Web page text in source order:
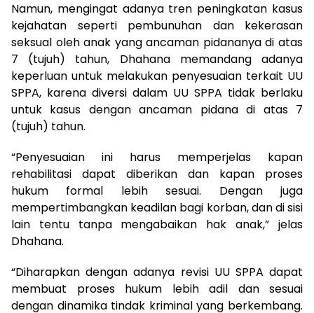
Namun, mengingat adanya tren peningkatan kasus
kejahatan seperti pembunuhan dan kekerasan
seksual oleh anak yang ancaman pidananya di atas
7 (tujuh) tahun, Dhahana memandang adanya
keperluan untuk melakukan penyesuaian terkait UU
SPPA, karena diversi dalam UU SPPA tidak berlaku
untuk kasus dengan ancaman pidana di atas 7
(tujuh) tahun.
“Penyesuaian ini harus memperjelas kapan
rehabilitasi dapat diberikan dan kapan proses
hukum formal lebih sesuai. Dengan juga
mempertimbangkan keadilan bagi korban, dan di sisi
lain tentu tanpa mengabaikan hak anak,” jelas
Dhahana.
“Diharapkan dengan adanya revisi UU SPPA dapat
membuat proses hukum lebih adil dan sesuai
dengan dinamika tindak kriminal yang berkembang.